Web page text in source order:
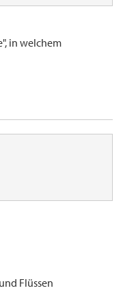
in welchem
Flüssen